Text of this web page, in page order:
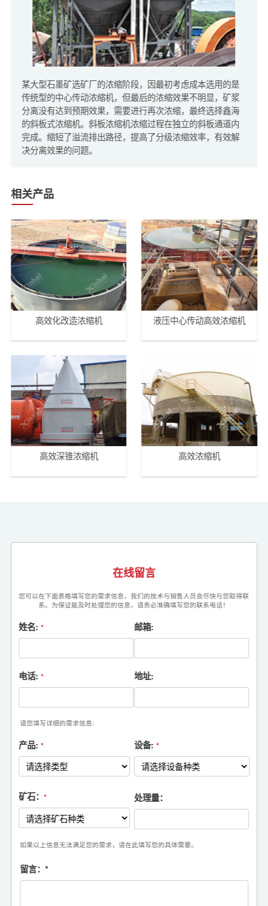
某大型石墨矿选矿厂的浓缩阶段，因最初考虑成本选用的是
传统型的中心传动浓缩机，但最后的浓缩效果不明显，矿浆
分离没有达到预期效果，需要进行再次浓缩，最终选择鑫海
的斜板式浓缩机。斜板浓缩机浓缩过程在独立的斜板通道内
完成。缩短了溢流排出路径，提高了分级浓缩效率，有效解
决分离效果的问题。
相关产品
高效化改造浓缩机 液压中心传动高效浓缩机
高效深锥浓缩机 高效浓缩机
在线留言
您可以在下面表格填写您的需求信息，我们的技术与销售人员会尽快与您取得联
系。为保证能及时处理您的信息，请务必准确填写您的联系电话！
姓名: * 邮箱:
电话: * 地址:
请您填写详细的需求信息:
产品: * 设备: *
矿石： * 处理量：
如果以上信息无法满足您的需求，请在此填写您的具体需要。
留言：*